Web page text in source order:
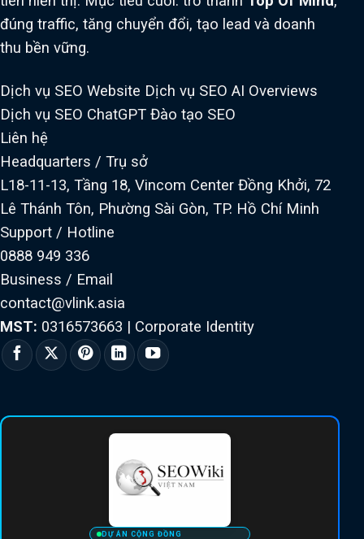
đúng traffic, tăng chuyển đổi, tạo lead và doanh
thu bền vững.
Dịch vụ SEO Website Dịch vụ SEO AI Overviews
Dịch vụ SEO ChatGPT Đào tạo SEO
Liên hệ
Headquarters / Trụ sở
L18-11-13, Tầng 18, Vincom Center Đồng Khởi, 72
Lê Thánh Tôn, Phường Sài Gòn, TP. Hồ Chí Minh
Support / Hotline
0888 949 336
Business / Email
contact@vlink.asia
MST: 0316573663 | Corporate Identity
DỰ ÁN CỘNG ĐỒNG